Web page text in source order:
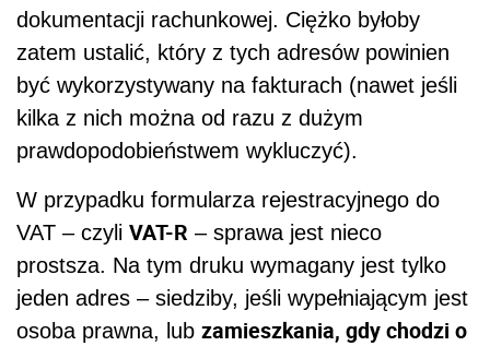
dokumentacji rachunkowej. Ciężko byłoby
zatem ustalić, który z tych adresów powinien
być wykorzystywany na fakturach (nawet jeśli
kilka z nich można od razu z dużym
prawdopodobieństwem wykluczyć).
W przypadku formularza rejestracyjnego do
VAT – czyli VAT-R – sprawa jest nieco
prostsza. Na tym druku wymagany jest tylko
jeden adres – siedziby, jeśli wypełniającym jest
osoba prawna, lub zamieszkania, gdy chodzi o